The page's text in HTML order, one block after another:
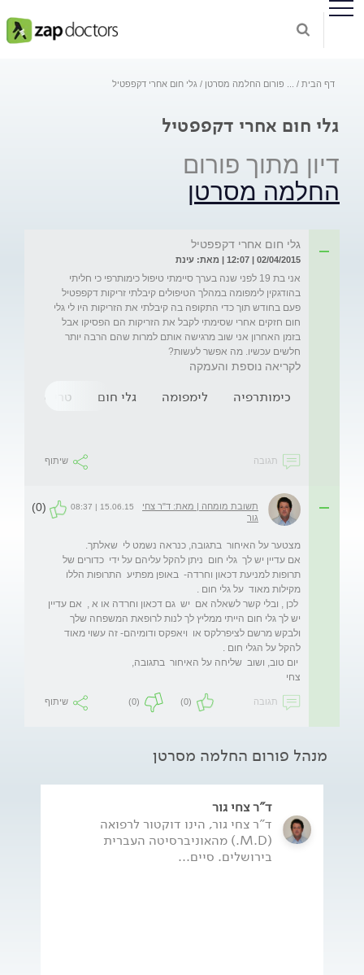
דף הבית פורום החלמה מסרטן גלי חום אחרי דקפפטיל
גלי חום אחרי דקפפטיל
דיון מתוך פורום
החלמה מסרטן
גלי חום אחרי דקפפטיל
02/04/2015 | 12:07 | מאת: עינת
אני בת 19 לפני שנה בערך סיימתי טיפול כימותרפי כי חליתי
בהודגקין לימפומה במהלך הטיפולים קיבלתי זריקות דקפפטיל
פעם בחודש תוך כדי התקופה בה קיבלתי את הזריקות היו לי גלי
חום חזקים אחרי שסימתי לקבל את הזריקות הם הפסיקו אבל
בזמן האחרון אני שוב מרגישה אותם למרות שהם הרבה יותר
חלשים עכשיו. מה אפשר לעשות?
לקריאה נוספת והעמקה
כימותרפיה לימפומה גלי חום טריפטורלין
תגובה שיתוף
תשובת מומחה | מאת: ד"ר צחי
גור
15.06.15 | 08:37
(0)
אם עדיין יש לך  גלי חום  ניתן להקל עליהם על ידי  כדורים של
תרופות למניעת דכאון וחרדה-  באופן מפתיע  התרופות הללו
לכן , ובלי קשר לשאלה אם  יש  גם דכאון וחרדה או א ,  אם עדיין
יש לך גלי חום הייתי ממליץ לך לנות לרופאת המשפחה שלך
ולבקש מרשם לציפרלקס או  ויאפקס ודומיהם- זה עשוי מאוד
צחי
תגובה (0)
(0) שיתוף
מנהל פורום החלמה מסרטן
ד"ר צחי גור
ד"ר צחי גור, הינו דוקטור לרפואה
(M.D.) מהאוניברסיטה העברית
בירושלים. סיים...